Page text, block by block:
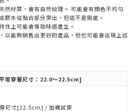
然材質，會有自然紋理。 可能會有顏色不均勻
膠水從黏合部分突出，但這不是瑕疵。
性上可能會導致味道產生。
以能夠銷售出更好的產品，但也可能會出現上述
常穿著尺寸：22.0～22.5cm]
尺寸[22.5cm] / 加襪試穿